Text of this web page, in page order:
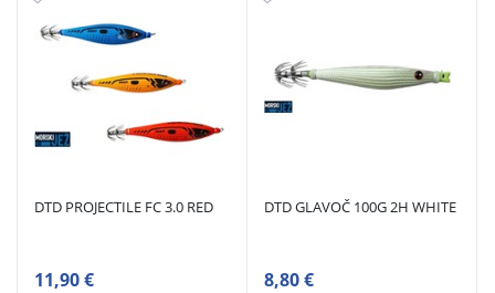
DTD PROJECTILE FC 3.0 RED
11,90 €
DTD GLAVOČ 100G 2H WHITE
8,80 €